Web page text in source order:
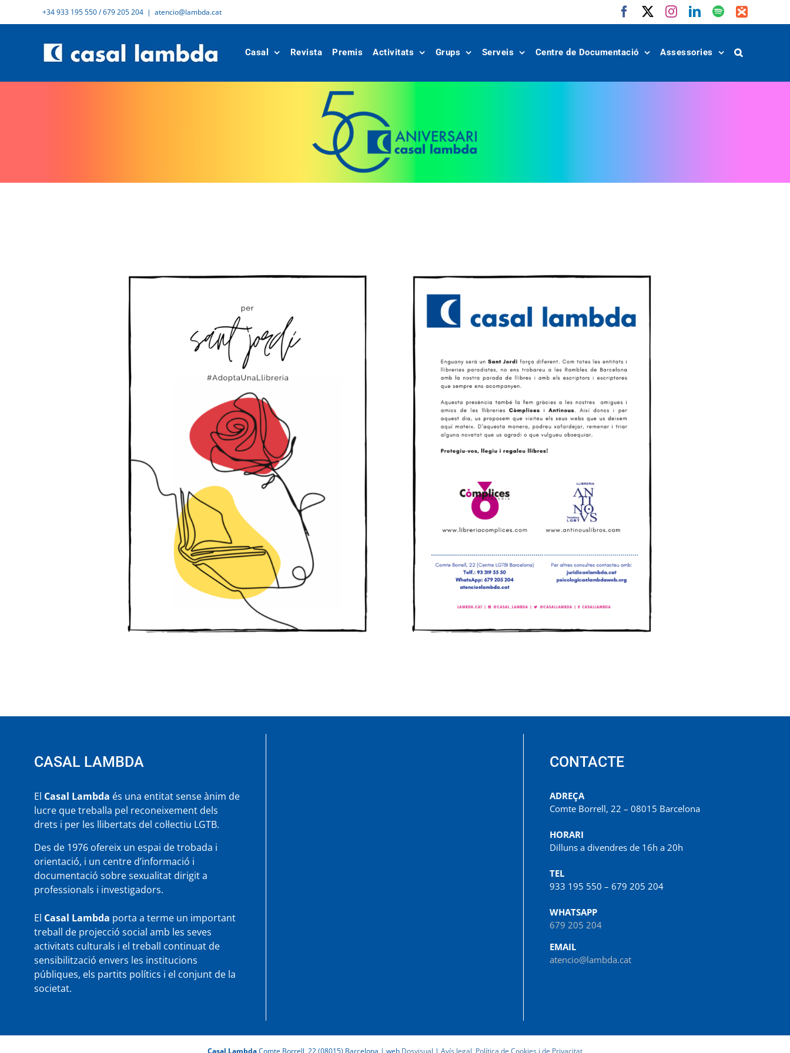
+34 933 195 550 / 679 205 204 | atencio@lambda.cat FacebookInstagram
LinkedIn
Spotify
IVoox
Casal Revista Premis Activitats Grups Serveis Centre de Documentació Assessories
CASAL LAMBDA
El Casal Lambda és una entitat sense ànim de
lucre que treballa pel reconeixement dels
drets i per les llibertats del col·lectiu LGTB.
Des de 1976 ofereix un espai de trobada i
orientació, i un centre d’informació i
documentació sobre sexualitat dirigit a
professionals i investigadors.
El Casal Lambda porta a terme un important
treball de projecció social amb les seves
activitats culturals i el treball continuat de
sensibilització envers les institucions
públiques, els partits polítics i el conjunt de la
societat.
CONTACTE
ADREÇA
Comte Borrell, 22 – 08015 Barcelona
HORARI
Dilluns a divendres de 16h a 20h
TEL
933 195 550 – 679 205 204
WHATSAPP
679 205 204
EMAIL
atencio@lambda.cat